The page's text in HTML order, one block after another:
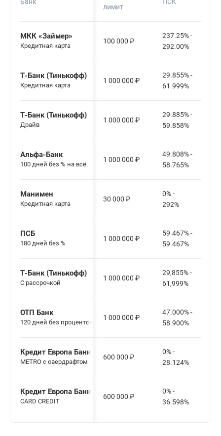
Банк
лимит
ПСК
МКК «Займер»
Кредитная карта
100 000 ₽
237.25% -
292.00%
Т-Банк (Тинькофф)
Кредитная карта
1 000 000 ₽
29.855% -
61.999%
Т-Банк (Тинькофф)
Драйв
1 000 000 ₽
29.885% -
59.858%
Альфа-Банк
100 дней без % на всё
1 000 000 ₽
49.808% -
58.765%
Манимен
Кредитная карта
30 000 ₽
0% -
292%
ПСБ
180 дней без %
1 000 000 ₽
59.467% -
59.467%
Т-Банк (Тинькофф)
С рассрочкой
1 000 000 ₽
29,855% -
61,999%
ОТП Банк
120 дней без процентов
1 000 000 ₽
47.000% -
58.900%
Кредит Европа Банк
METRO с овердрафтом
600 000 ₽
0% -
28.124%
Кредит Европа Банк
CARD CREDIT
600 000 ₽
0% -
36.598%